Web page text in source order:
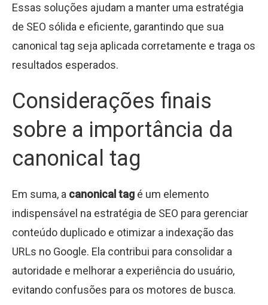
Essas soluções ajudam a manter uma estratégia
de SEO sólida e eficiente, garantindo que sua
canonical tag seja aplicada corretamente e traga os
resultados esperados.
Considerações finais
sobre a importância da
canonical tag
Em suma, a canonical tag é um elemento
indispensável na estratégia de SEO para gerenciar
conteúdo duplicado e otimizar a indexação das
URLs no Google. Ela contribui para consolidar a
autoridade e melhorar a experiência do usuário,
evitando confusões para os motores de busca.